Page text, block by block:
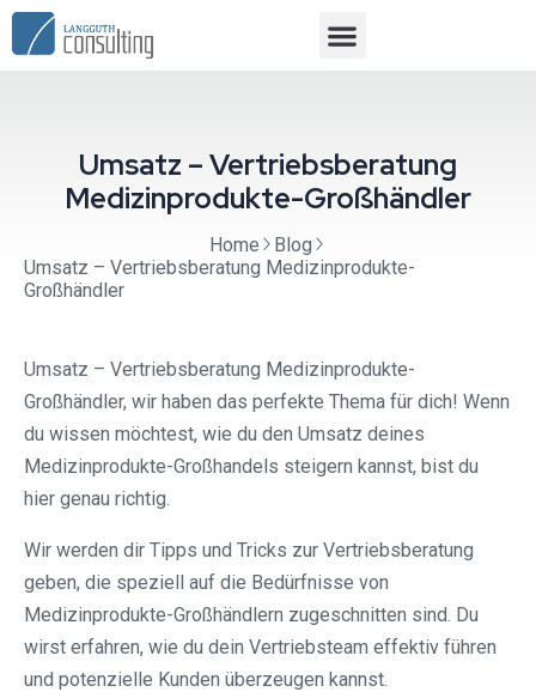
Umsatz – Vertriebsberatung
Medizinprodukte-Großhändler
Home
Blog
Umsatz – Vertriebsberatung Medizinprodukte-
Großhändler
Umsatz – Vertriebsberatung Medizinprodukte-
Großhändler, wir haben das perfekte Thema für dich! Wenn
du wissen möchtest, wie du den Umsatz deines
Medizinprodukte-Großhandels steigern kannst, bist du
hier genau richtig.
Wir werden dir Tipps und Tricks zur Vertriebsberatung
geben, die speziell auf die Bedürfnisse von
Medizinprodukte-Großhändlern zugeschnitten sind. Du
wirst erfahren, wie du dein Vertriebsteam effektiv führen
und potenzielle Kunden überzeugen kannst.